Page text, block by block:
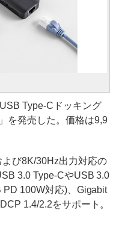
Type-Cドッキング
を発売した。価格は9,9
び8K/30Hz出力対応の
3.0 Type-CやUSB 3.0
100W対応)、Gigabit
1.4/2.2をサポート。